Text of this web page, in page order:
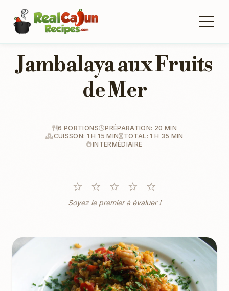
Jambalaya aux Fruits
de Mer
6 PORTIONS
PRÉPARATION: 20 MIN
CUISSON: 1 H 15 MIN
TOTAL: 1 H 35 MIN
INTERMÉDIAIRE
☆ ☆ ☆ ☆ ☆
Soyez le premier à évaluer !